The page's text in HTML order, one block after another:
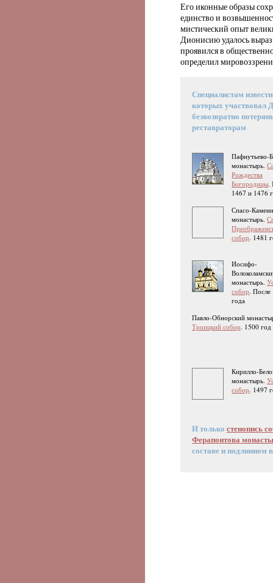
Его иконные образы
единство и
мистический опыт
Дионисию удалось
проявился в
определил
Специалистам
которых участвовал
безвозвратно
реставраторам
Пафнутьево-
монастырь.
Рождества
Богородицы.
1467 и 1476
Спасо-
монастырь.
собор. 1481
Иосифо-
монастырь.
собор. После
года
Павло-Обнорский
Троицкий собор. 1500 год
Кирилло-
монастырь.
собор. 1497
И только стенопись
Ферапонтова
составе и подлинном